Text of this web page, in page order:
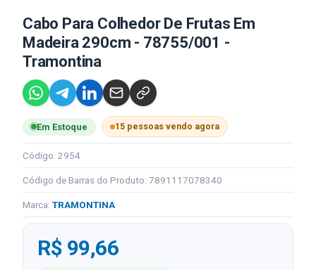
Cabo Para Colhedor De Frutas Em
Madeira 290cm - 78755/001 -
Tramontina
Em Estoque 15 pessoas vendo agora
Código: 2954
Código de Barras do Produto: 7891117078340
Marca: TRAMONTINA
R$ 99,66